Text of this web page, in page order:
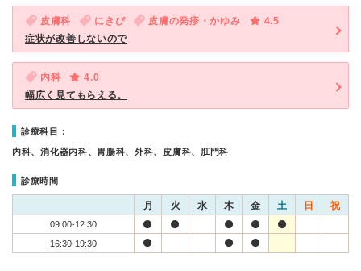
皮膚科 にきび 皮膚の発疹・かゆみ
4.5
症状が改善しないので
内科
4.0
幅広く見てもらえる。
診療科目：
内科、消化器内科、胃腸科、外科、皮膚科、肛門科
診療時間
月 火 水 木 金 土 日 祝
09:00-12:30
16:30-19:30